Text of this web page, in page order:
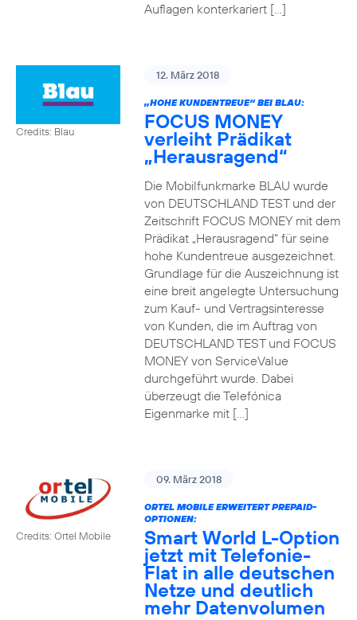
Auflagen konterkariert […]
Credits: Blau
12. März 2018
„HOHE KUNDENTREUE“ BEI BLAU:
FOCUS MONEY
verleiht Prädikat
„Herausragend“
Die Mobilfunkmarke BLAU wurde
von DEUTSCHLAND TEST und der
Zeitschrift FOCUS MONEY mit dem
Prädikat „Herausragend“ für seine
hohe Kundentreue ausgezeichnet.
Grundlage für die Auszeichnung ist
eine breit angelegte Untersuchung
zum Kauf- und Vertragsinteresse
von Kunden, die im Auftrag von
DEUTSCHLAND TEST und FOCUS
MONEY von ServiceValue
durchgeführt wurde. Dabei
überzeugt die Telefónica
Eigenmarke mit […]
Credits: Ortel Mobile
09. März 2018
ORTEL MOBILE ERWEITERT PREPAID-
OPTIONEN:
Smart World L-Option
jetzt mit Telefonie-
Flat in alle deutschen
Netze und deutlich
mehr Datenvolumen